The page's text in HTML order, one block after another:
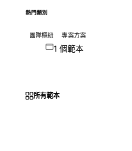
熱門類別
團隊樞紐 專案方案
1 個範本
所有範本